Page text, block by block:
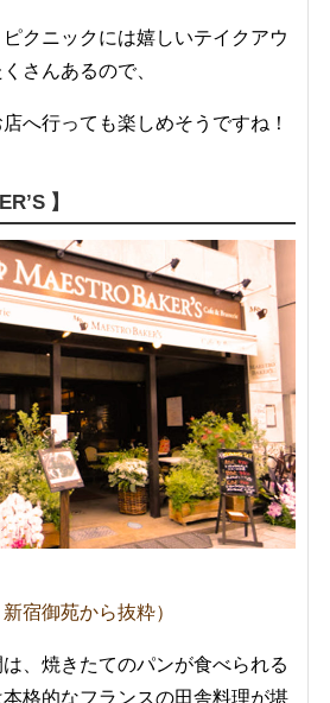
クニックには嬉しいテイクアウ
さんあるので、
へ行っても楽しめそうですね！
】
宿御苑から抜粋）
、焼きたてのパンが食べられる
格的なフランスの田舎料理が堪